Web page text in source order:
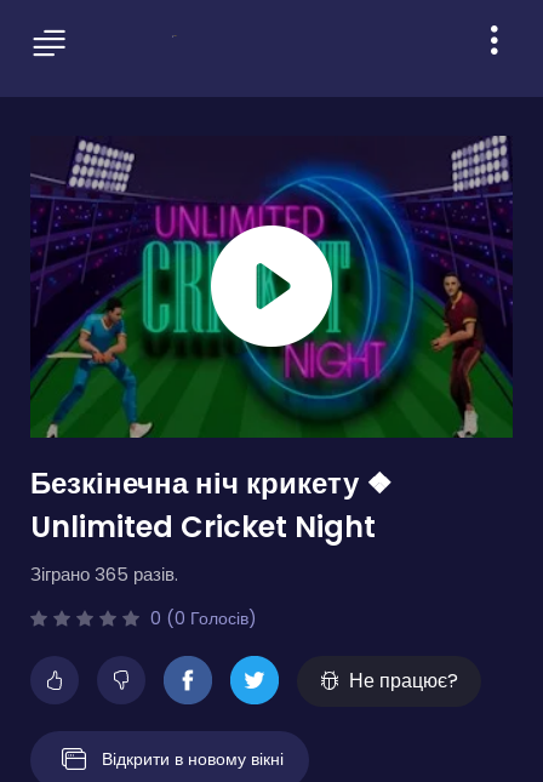
Безкінечна ніч крикету ❖
Unlimited Cricket Night
Зіграно 365 разів.
0 (0 Голосів)
Не працює?
Відкрити в новому вікні